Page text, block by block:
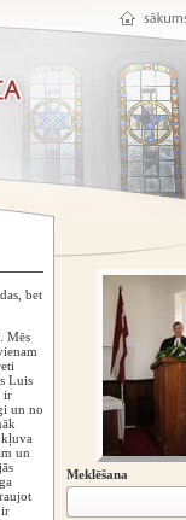
bet
Mēs
Luis
ir
un no
kļuva
un
ir
Meklēšana